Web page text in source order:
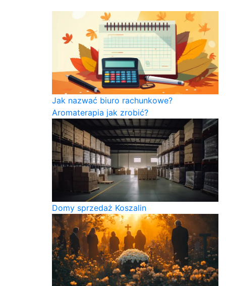
Jak nazwać biuro rachunkowe?
Aromaterapia jak zrobić?
Domy sprzedaż Koszalin